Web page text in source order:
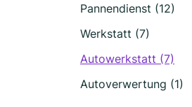
Pannendienst (12)
Werkstatt (7)
Autowerkstatt (7)
Autoverwertung (1)